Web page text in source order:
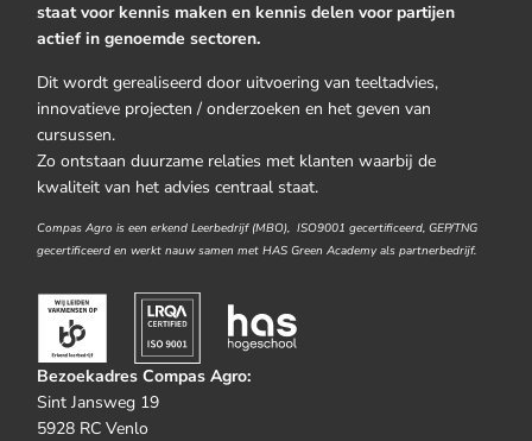
staat voor kennis maken en kennis delen voor partijen
actief in genoemde sectoren.
Dit wordt gerealiseerd door uitvoering van teeltadvies,
innovatieve projecten / onderzoeken en het geven van
cursussen.
Zo ontstaan duurzame relaties met klanten waarbij de
kwaliteit van het advies centraal staat.
Compas Agro is een erkend Leerbedrijf (MBO), ISO9001 gecertificeerd, GEP/TNG
gecertificeerd en werkt nauw samen met HAS Green Academy als partnerbedrijf.
Bezoekadres Compas Agro:
Sint Jansweg 19
5928 RC Venlo